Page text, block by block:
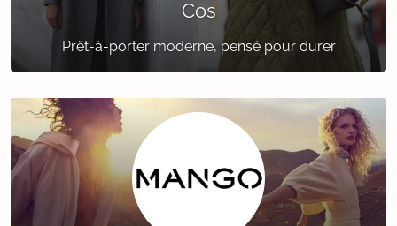
Cos
Prêt-à-porter moderne, pensé pour durer